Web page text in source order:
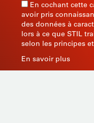
En cochant cette
avoir pris
des données à
lors à ce que STIL
selon les principes
En savoir plus